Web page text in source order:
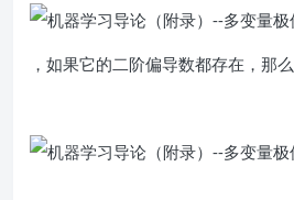
，如果它的二阶偏导数都存在，那么